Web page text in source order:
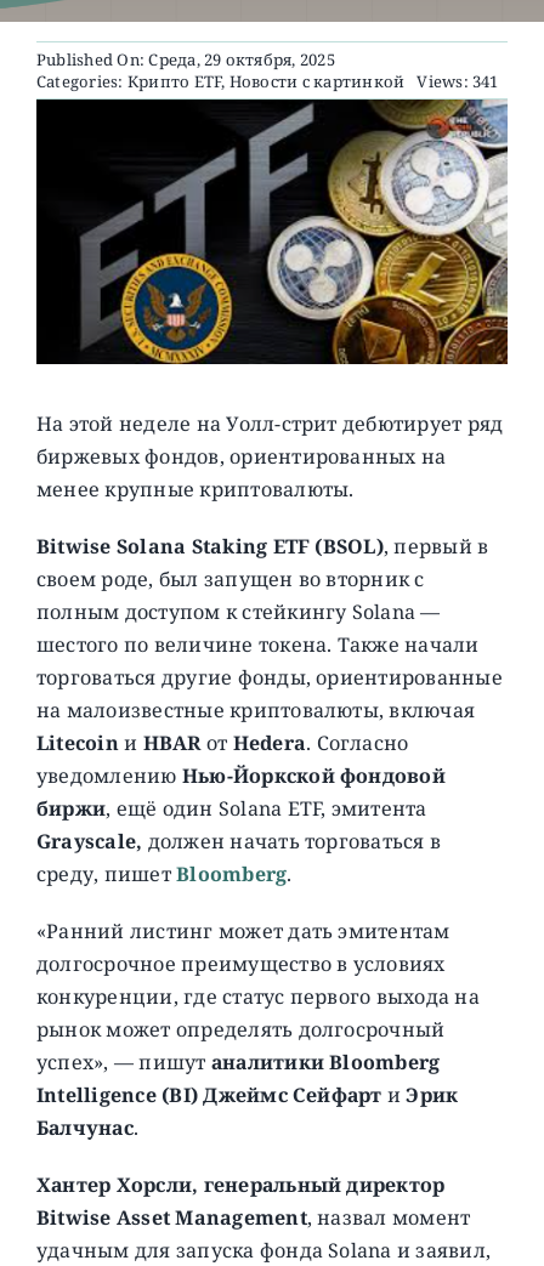
О ПРОЕКТЕ
Published On: Среда, 29 октября, 2025
Categories: Крипто ETF, Новости с картинкой Views: 341
На этой неделе на Уолл-стрит дебютирует ряд
биржевых фондов, ориентированных на
менее крупные криптовалюты.
Bitwise Solana Staking ETF (BSOL), первый в
своем роде, был запущен во вторник с
полным доступом к стейкингу Solana —
шестого по величине токена. Также начали
торговаться другие фонды, ориентированные
на малоизвестные криптовалюты, включая
Litecoinи HBARот Hedera. Согласно
уведомлению Нью-Йоркской фондовой
биржи, ещё один Solana ETF, эмитента
Grayscale, должен начать торговаться в
среду, пишетBloomberg.
«Ранний листинг может дать эмитентам
долгосрочное преимущество в условиях
конкуренции, где статус первого выхода на
рынок может определять долгосрочный
успех», — пишут аналитики Bloomberg
Intelligence (BI) Джеймс Сейфарт иЭрик
Балчунас.
Хантер Хорсли, генеральный директор
Bitwise Asset Management, назвал момент
удачным для запуска фонда Solana и заявил,